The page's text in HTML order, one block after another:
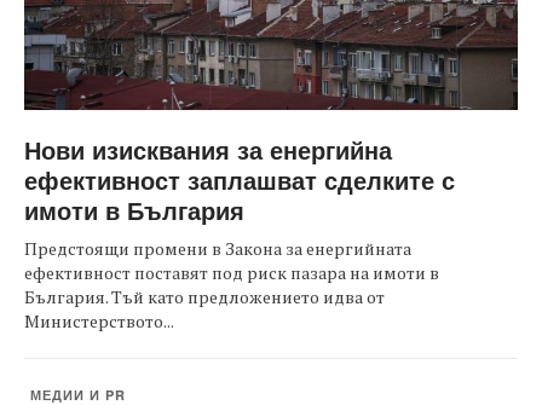
Нови изисквания за енергийна
ефективност заплашват сделките с
имоти в България
Предстоящи промени в Закона за енергийната
ефективност поставят под риск пазара на имоти в
България. Тъй като предложението идва от
Министерството...
МЕДИИ И PR